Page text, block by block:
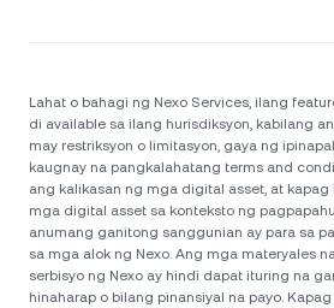
Lahat o bahagi ng Nexo Services, ilang
di available sa ilang hurisdiksyon, kabilang
may restriksyon o limitasyon, gaya ng
kaugnay na pangkalahatang terms and
ang kalikasan ng mga digital asset, at
mga digital asset sa konteksto ng
anumang ganitong sanggunian ay para sa
sa mga alok ng Nexo. Ang mga materyales
serbisyo ng Nexo ay hindi dapat ituring na
hinaharap o bilang pinansiyal na payo.